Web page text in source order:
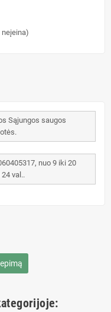
Sąjungos saugos
nuo 9 iki 20
val..